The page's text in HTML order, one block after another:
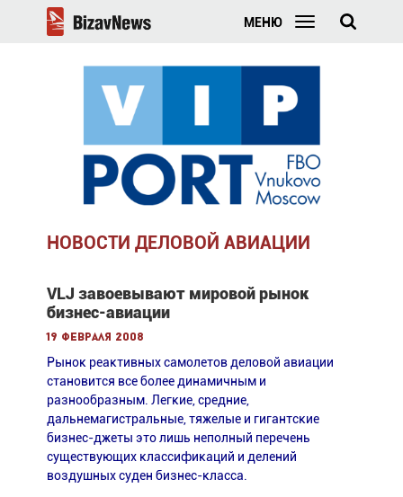
МЕНЮ
НОВОСТИ ДЕЛОВОЙ АВИАЦИИ
VLJ завоевывают мировой рынок
бизнес-авиации
19 февраля 2008
Рынок реактивных самолетов деловой авиации
становится все более динамичным и
разнообразным. Легкие, средние,
дальнемагистральные, тяжелые и гигантские
бизнес-джеты это лишь неполный перечень
существующих классификаций и делений
воздушных суден бизнес-класса.